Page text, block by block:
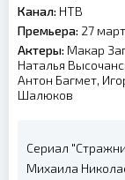
Канал: НТВ
Премьера: 27
Актеры: Макар
Наталья
Антон Багмет,
Шалюков
Сериал
Михаила